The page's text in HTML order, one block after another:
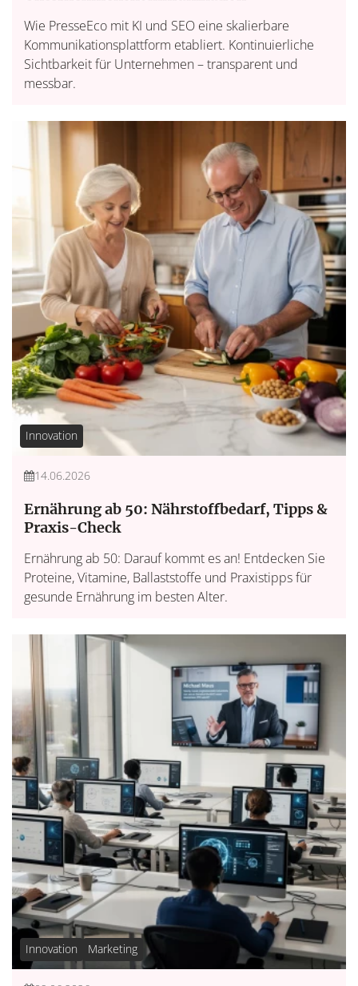
Wie PresseEco mit KI und SEO eine skalierbare
Kommunikationsplattform etabliert. Kontinuierliche
Sichtbarkeit für Unternehmen – transparent und
messbar.
Innovation
14.06.2026
Ernährung ab 50: Nährstoffbedarf, Tipps &
Praxis-Check
Ernährung ab 50: Darauf kommt es an! Entdecken Sie
Proteine, Vitamine, Ballaststoffe und Praxistipps für
gesunde Ernährung im besten Alter.
Innovation Marketing